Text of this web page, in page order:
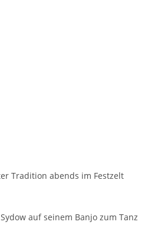
Tradition abends im Festzelt
auf seinem Banjo zum Tanz